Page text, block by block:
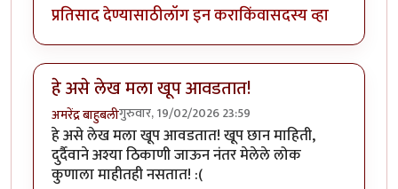
प्रतिसाद देण्यासाठीलॉग इन कराकिंवासदस्य व्हा
हे असे लेख मला खूप आवडतात!
अमरेंद्र बाहुबलीगुरुवार, 19/02/2026 23:59
हे असे लेख मला खूप आवडतात! खूप छान माहिती,
दुर्दैवाने अश्या ठिकाणी जाऊन नंतर मेलेले लोक
कुणाला माहीतही नसतात! :(